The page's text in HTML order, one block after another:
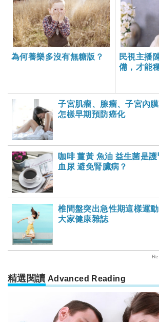
為何養樂多沒有無糖版？
民視主播
備，才能
子宮肌瘤、腺瘤、子宮內
怎樣早期預防癌化
咖啡 薑黃 魚油 益生菌是
血尿 避免腎臟病？
椎間盤突出急性期這樣運
大家健康雜誌
精選閱讀 Advanced Reading